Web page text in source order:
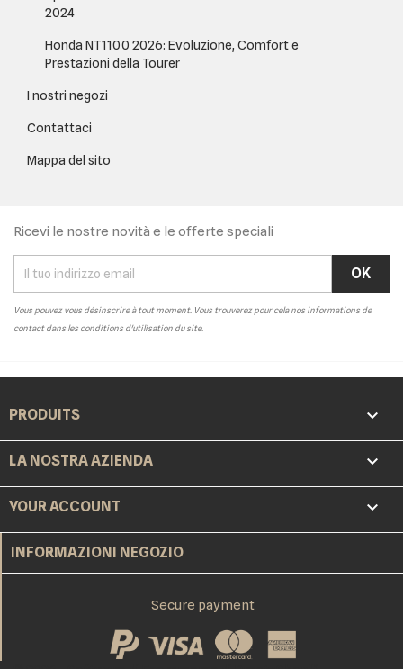
2024
Honda NT1100 2026: Evoluzione, Comfort e
Prestazioni della Tourer
I nostri negozi
Contattaci
Mappa del sito
Ricevi le nostre novità e le offerte speciali
Vous pouvez vous désinscrire à tout moment. Vous trouverez pour cela nos informations de
contact dans les conditions d'utilisation du site.
PRODUITS 
LA NOSTRA AZIENDA 
YOUR ACCOUNT 
INFORMAZIONI NEGOZIO
Secure payment